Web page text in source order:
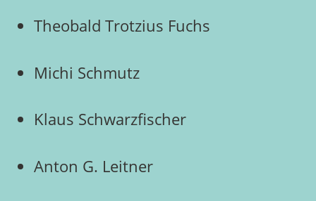
Theobald Trotzius Fuchs
Michi Schmutz
Klaus Schwarzfischer
Anton G. Leitner